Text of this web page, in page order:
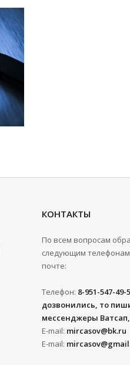
КОНТАКТЫ
По всем вопросам
следующим
почте:
Телефон: 8-951-547-
дозвонились, то
мессенджеры
E-mail: mircasov@bk.ru
E-mail: